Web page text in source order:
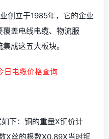
创立于1985年，它的企业
盖电线电缆、物流服
成这五大板块。
下：铜的重量X铜价计
X丝的根数X0.89X当时铜